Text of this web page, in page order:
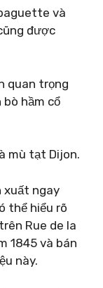
và
được
quan trọng
hầm cổ
mù tạt Dijon.
xuất ngay
thể hiểu rõ
Rue de la
1845 và bán
này.